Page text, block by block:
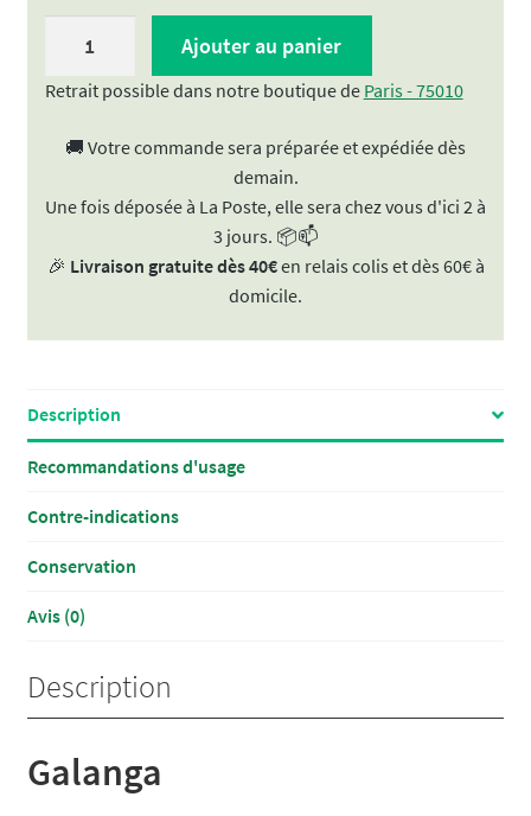
Galanga
Racines
Ajouter au panier
Retrait possible dans notre boutique de Paris - 75010
🚚 Votre commande sera préparée et expédiée dès
demain.
Une fois déposée à La Poste, elle sera chez vous d'ici 2 à
3 jours. 📦📫
🎉 Livraison gratuite dès 40€en relais colis et dès 60€ à
domicile.
Description
Recommandations d'usage
Contre-indications
Conservation
Avis (0)
Description
Galanga